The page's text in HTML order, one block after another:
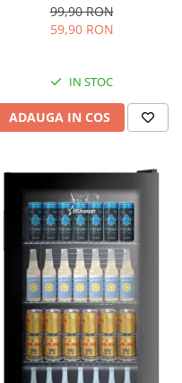
nonaderente, Deschidere
180°, Suprafata de gatire 23 x
99,90 RON
59,90 RON
IN STOC
ADAUGA IN COS